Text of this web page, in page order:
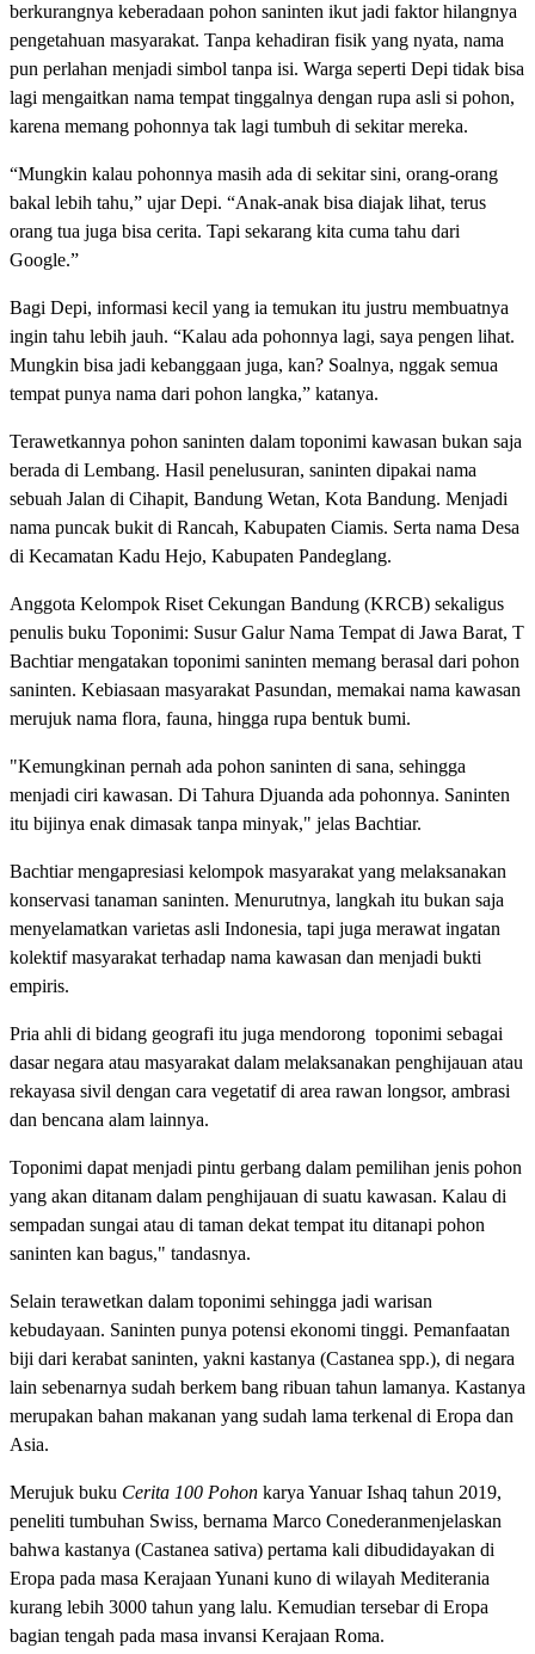
berkurangnya keberadaan pohon saninten ikut jadi faktor hilangnya
pengetahuan masyarakat. Tanpa kehadiran fisik yang nyata, nama
pun perlahan menjadi simbol tanpa isi. Warga seperti Depi tidak bisa
lagi mengaitkan nama tempat tinggalnya dengan rupa asli si pohon,
karena memang pohonnya tak lagi tumbuh di sekitar mereka.
“Mungkin kalau pohonnya masih ada di sekitar sini, orang-orang
bakal lebih tahu,” ujar Depi. “Anak-anak bisa diajak lihat, terus
orang tua juga bisa cerita. Tapi sekarang kita cuma tahu dari
Google.”
Bagi Depi, informasi kecil yang ia temukan itu justru membuatnya
ingin tahu lebih jauh. “Kalau ada pohonnya lagi, saya pengen lihat.
Mungkin bisa jadi kebanggaan juga, kan? Soalnya, nggak semua
tempat punya nama dari pohon langka,” katanya.
Terawetkannya pohon saninten dalam toponimi kawasan bukan saja
berada di Lembang. Hasil penelusuran, saninten dipakai nama
sebuah Jalan di Cihapit, Bandung Wetan, Kota Bandung. Menjadi
nama puncak bukit di Rancah, Kabupaten Ciamis. Serta nama Desa
di Kecamatan Kadu Hejo, Kabupaten Pandeglang.
Anggota Kelompok Riset Cekungan Bandung (KRCB) sekaligus
penulis buku Toponimi: Susur Galur Nama Tempat di Jawa Barat, T
Bachtiar mengatakan toponimi saninten memang berasal dari pohon
saninten. Kebiasaan masyarakat Pasundan, memakai nama kawasan
merujuk nama flora, fauna, hingga rupa bentuk bumi.
"Kemungkinan pernah ada pohon saninten di sana, sehingga
menjadi ciri kawasan. Di Tahura Djuanda ada pohonnya. Saninten
itu bijinya enak dimasak tanpa minyak," jelas Bachtiar.
Bachtiar mengapresiasi kelompok masyarakat yang melaksanakan
konservasi tanaman saninten. Menurutnya, langkah itu bukan saja
menyelamatkan varietas asli Indonesia, tapi juga merawat ingatan
kolektif masyarakat terhadap nama kawasan dan menjadi bukti
empiris.
Pria ahli di bidang geografi itu juga mendorong toponimi sebagai
dasar negara atau masyarakat dalam melaksanakan penghijauan atau
rekayasa sivil dengan cara vegetatif di area rawan longsor, ambrasi
dan bencana alam lainnya.
Toponimi dapat menjadi pintu gerbang dalam pemilihan jenis pohon
yang akan ditanam dalam penghijauan di suatu kawasan. Kalau di
sempadan sungai atau di taman dekat tempat itu ditanapi pohon
saninten kan bagus," tandasnya.
Selain terawetkan dalam toponimi sehingga jadi warisan
kebudayaan. Saninten punya potensi ekonomi tinggi. Pemanfaatan
biji dari kerabat saninten, yakni kastanya (Castanea spp.), di negara
lain sebenarnya sudah berkem bang ribuan tahun lamanya. Kastanya
merupakan bahan makanan yang sudah lama terkenal di Eropa dan
Asia.
Merujuk buku Cerita 100 Pohon karya Yanuar Ishaq tahun 2019,
peneliti tumbuhan Swiss, bernama Marco Conederanmenjelaskan
bahwa kastanya (Castanea sativa) pertama kali dibudidayakan di
Eropa pada masa Kerajaan Yunani kuno di wilayah Mediterania
kurang lebih 3000 tahun yang lalu. Kemudian tersebar di Eropa
bagian tengah pada masa invansi Kerajaan Roma.